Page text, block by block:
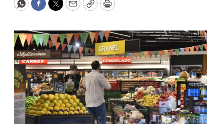
WhatsApp
Facebook
Twitter
EmailCopyPrint